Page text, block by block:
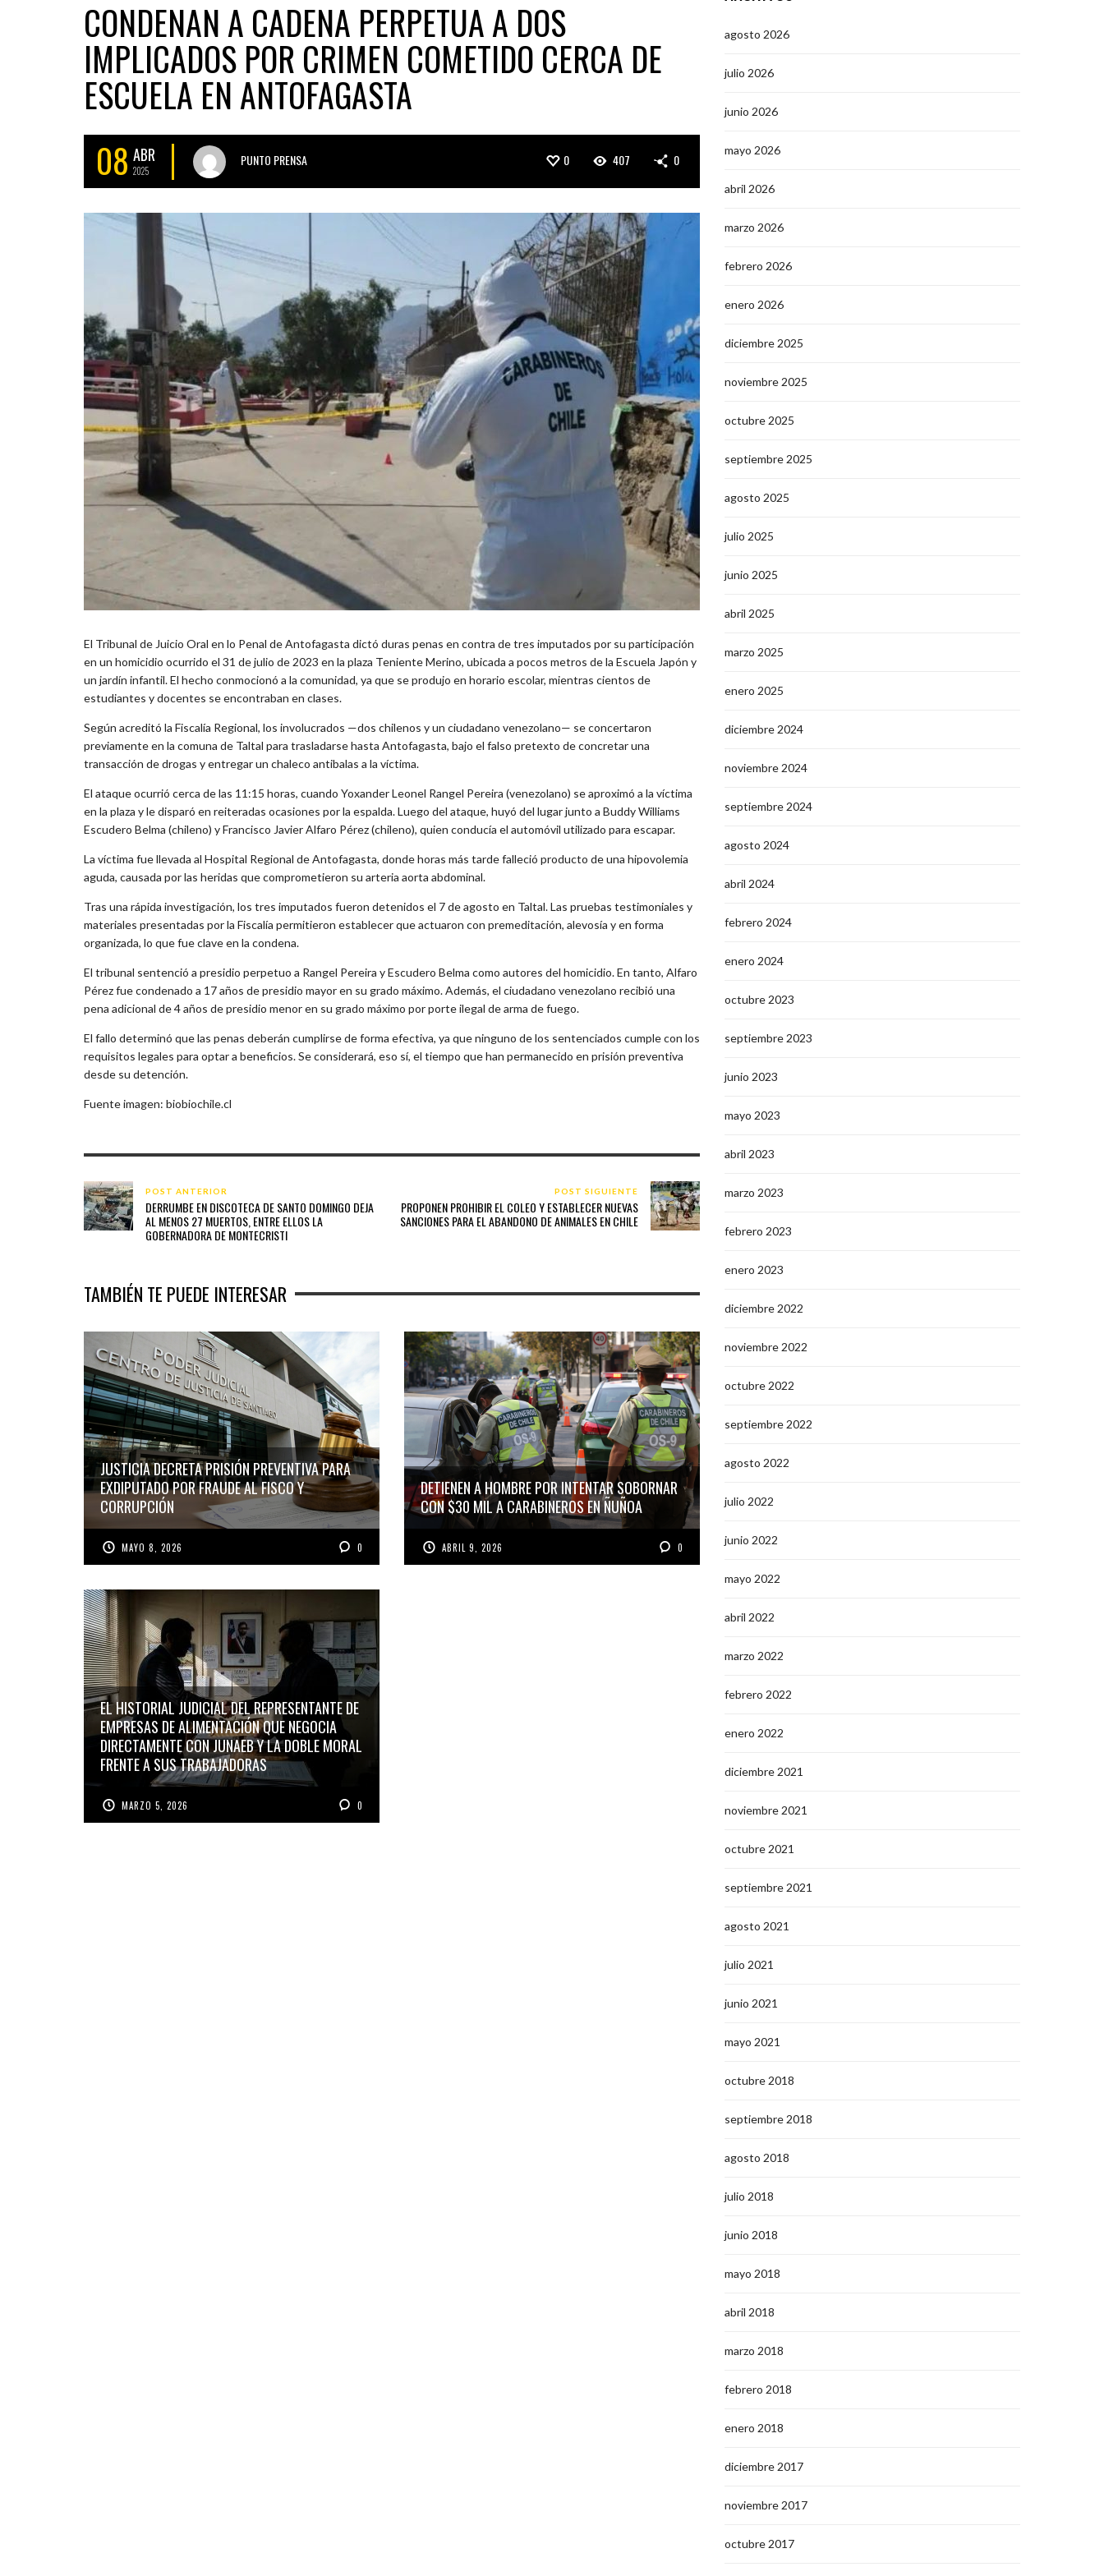
CONDENAN A CADENA PERPETUA A DOS
IMPLICADOS POR CRIMEN COMETIDO CERCA DE
ESCUELA EN ANTOFAGASTA
08 ABR
2025
PUNTO PRENSA 0 407 0
El Tribunal de Juicio Oral en lo Penal de Antofagasta dictó duras penas en contra de tres imputados por su participación
en un homicidio ocurrido el 31 de julio de 2023 en la plaza Teniente Merino, ubicada a pocos metros de la Escuela Japón y
un jardín infantil. El hecho conmocionó a la comunidad, ya que se produjo en horario escolar, mientras cientos de
estudiantes y docentes se encontraban en clases.
Según acreditó la Fiscalía Regional, los involucrados —dos chilenos y un ciudadano venezolano— se concertaron
previamente en la comuna de Taltal para trasladarse hasta Antofagasta, bajo el falso pretexto de concretar una
transacción de drogas y entregar un chaleco antibalas a la víctima.
El ataque ocurrió cerca de las 11:15 horas, cuando Yoxander Leonel Rangel Pereira (venezolano) se aproximó a la víctima
en la plaza y le disparó en reiteradas ocasiones por la espalda. Luego del ataque, huyó del lugar junto a Buddy Williams
Escudero Belma (chileno) y Francisco Javier Alfaro Pérez (chileno), quien conducía el automóvil utilizado para escapar.
La víctima fue llevada al Hospital Regional de Antofagasta, donde horas más tarde falleció producto de una hipovolemia
aguda, causada por las heridas que comprometieron su arteria aorta abdominal.
Tras una rápida investigación, los tres imputados fueron detenidos el 7 de agosto en Taltal. Las pruebas testimoniales y
materiales presentadas por la Fiscalía permitieron establecer que actuaron con premeditación, alevosía y en forma
organizada, lo que fue clave en la condena.
El tribunal sentenció a presidio perpetuo a Rangel Pereira y Escudero Belma como autores del homicidio. En tanto, Alfaro
Pérez fue condenado a 17 años de presidio mayor en su grado máximo. Además, el ciudadano venezolano recibió una
pena adicional de 4 años de presidio menor en su grado máximo por porte ilegal de arma de fuego.
El fallo determinó que las penas deberán cumplirse de forma efectiva, ya que ninguno de los sentenciados cumple con los
requisitos legales para optar a beneficios. Se considerará, eso sí, el tiempo que han permanecido en prisión preventiva
desde su detención.
Fuente imagen: biobiochile.cl
POST ANTERIOR
DERRUMBE EN DISCOTECA DE SANTO DOMINGO DEJA
AL MENOS 27 MUERTOS, ENTRE ELLOS LA
GOBERNADORA DE MONTECRISTI
POST SIGUIENTE
PROPONEN PROHIBIR EL COLEO Y ESTABLECER NUEVAS
SANCIONES PARA EL ABANDONO DE ANIMALES EN CHILE
TAMBIÉN TE PUEDE INTERESAR
JUSTICIA DECRETA PRISIÓN PREVENTIVA PARA
EXDIPUTADO POR FRAUDE AL FISCO Y
CORRUPCIÓN
MAYO 8, 2026 0
DETIENEN A HOMBRE POR INTENTAR SOBORNAR
CON $30 MIL A CARABINEROS EN ÑUÑOA
ABRIL 9, 2026 0
EL HISTORIAL JUDICIAL DEL REPRESENTANTE DE
EMPRESAS DE ALIMENTACIÓN QUE NEGOCIA
DIRECTAMENTE CON JUNAEB Y LA DOBLE MORAL
FRENTE A SUS TRABAJADORAS
MARZO 5, 2026 0
agosto 2026
julio 2026
junio 2026
mayo 2026
abril 2026
marzo 2026
febrero 2026
enero 2026
diciembre 2025
noviembre 2025
octubre 2025
septiembre 2025
agosto 2025
julio 2025
junio 2025
abril 2025
marzo 2025
enero 2025
diciembre 2024
noviembre 2024
septiembre 2024
agosto 2024
abril 2024
febrero 2024
enero 2024
octubre 2023
septiembre 2023
junio 2023
mayo 2023
abril 2023
marzo 2023
febrero 2023
enero 2023
diciembre 2022
noviembre 2022
octubre 2022
septiembre 2022
agosto 2022
julio 2022
junio 2022
mayo 2022
abril 2022
marzo 2022
febrero 2022
enero 2022
diciembre 2021
noviembre 2021
octubre 2021
septiembre 2021
agosto 2021
julio 2021
junio 2021
mayo 2021
octubre 2018
septiembre 2018
agosto 2018
julio 2018
junio 2018
mayo 2018
abril 2018
marzo 2018
febrero 2018
enero 2018
diciembre 2017
noviembre 2017
octubre 2017